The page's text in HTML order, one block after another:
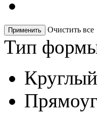
Применить Очистить все
Тип
Круглый